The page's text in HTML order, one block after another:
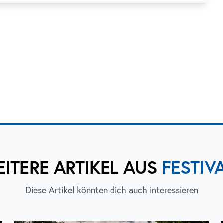
ARTIKEL AUS
Diese Artikel könnten dich auch interessieren